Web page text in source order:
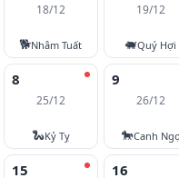
18/12
🐕Nhâm Tuất
19/12
🐖Quý Hợi
8
25/12
🐍Kỷ Tỵ
9
26/12
🐎Canh Ngọ
15 16